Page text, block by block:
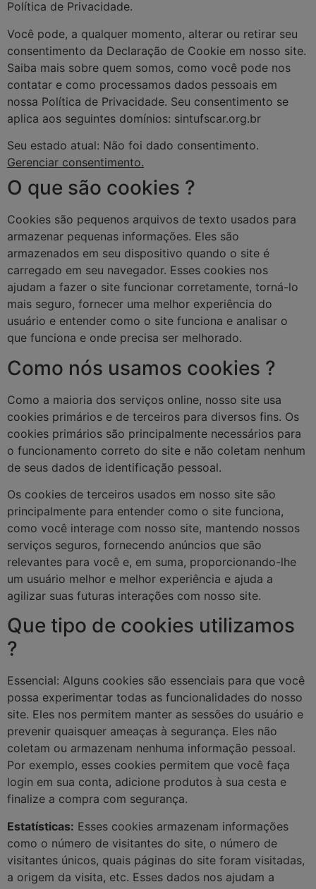
Política de Privacidade.
Você pode, a qualquer momento, alterar ou retirar seu
consentimento da Declaração de Cookie em nosso site.
Saiba mais sobre quem somos, como você pode nos
contatar e como processamos dados pessoais em
nossa Política de Privacidade. Seu consentimento se
aplica aos seguintes domínios: sintufscar.org.br
Seu estado atual: Não foi dado consentimento.
Gerenciar consentimento.
O que são cookies ?
Cookies são pequenos arquivos de texto usados para
armazenar pequenas informações. Eles são
armazenados em seu dispositivo quando o site é
carregado em seu navegador. Esses cookies nos
ajudam a fazer o site funcionar corretamente, torná-lo
mais seguro, fornecer uma melhor experiência do
usuário e entender como o site funciona e analisar o
que funciona e onde precisa ser melhorado.
Como nós usamos cookies ?
Como a maioria dos serviços online, nosso site usa
cookies primários e de terceiros para diversos fins. Os
cookies primários são principalmente necessários para
o funcionamento correto do site e não coletam nenhum
de seus dados de identificação pessoal.
Os cookies de terceiros usados em nosso site são
principalmente para entender como o site funciona,
como você interage com nosso site, mantendo nossos
serviços seguros, fornecendo anúncios que são
relevantes para você e, em suma, proporcionando-lhe
um usuário melhor e melhor experiência e ajuda a
agilizar suas futuras interações com nosso site.
Que tipo de cookies utilizamos
?
Essencial: Alguns cookies são essenciais para que você
possa experimentar todas as funcionalidades do nosso
site. Eles nos permitem manter as sessões do usuário e
prevenir quaisquer ameaças à segurança. Eles não
coletam ou armazenam nenhuma informação pessoal.
Por exemplo, esses cookies permitem que você faça
login em sua conta, adicione produtos à sua cesta e
finalize a compra com segurança.
Estatísticas: Esses cookies armazenam informações
como o número de visitantes do site, o número de
visitantes únicos, quais páginas do site foram visitadas,
a origem da visita, etc. Esses dados nos ajudam a